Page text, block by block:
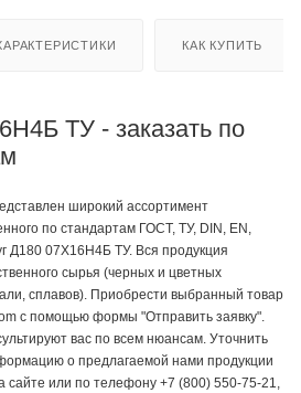
КАК КУПИТЬ
ТУ - заказать по
широкий ассортимент
по стандартам ГОСТ, ТУ, DIN, EN,
Д180 07Х16Н4Б ТУ. Вся продукция
сырья (черных и цветных
сплавов). Приобрести выбранный товар
с помощью формы "Отправить заявку".
вас по всем нюансам. Уточнить
о предлагаемой нами продукции
или по телефону +7 (800) 550-75-21,